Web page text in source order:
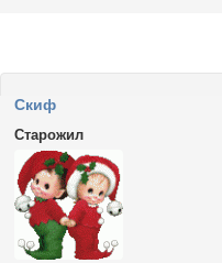
Cкиф
Старожил